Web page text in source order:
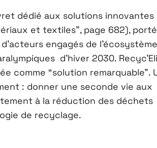
dédié aux solutions innovantes
et textiles", page 682),
engagés de
d’hiver 2030.
comme “solution remarquable”.
: donner une seconde vie aux
à la réduction des déchets
de recyclage.